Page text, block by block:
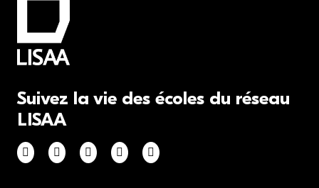
Suivez la vie des écoles du réseau
LISAA